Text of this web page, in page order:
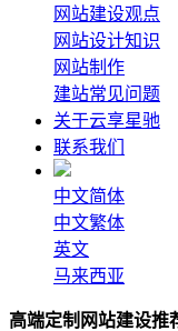
网站建设观点
网站设计知识
网站制作
建站常见问题
关于云享星驰
联系我们
中文简体
中文繁体
英文
马来西亚
高端定制网站建设推